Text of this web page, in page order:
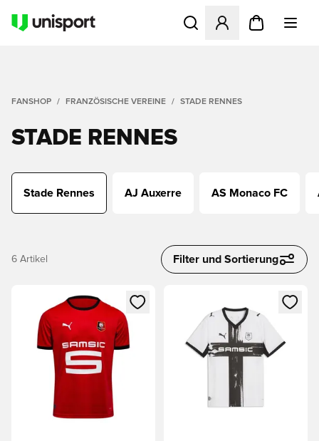
Öffnet ein neues Fenster
FANSHOP FRANZÖSISCHE VEREINE STADE RENNES
STADE RENNES
Stade Rennes AJ Auxerre AS Monaco FC
6 Artikel Filter und Sortierung
Öffnet ein neues Fenster zum Anmelden oder Registrieren
Öffnet ein neues Fenster